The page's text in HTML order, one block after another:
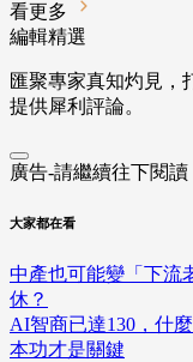
看更多
編輯精選
匯聚專家真知灼見，
提供犀利評論。
廣告-請繼續往下閱讀
大家都在看
中產也可能變「下流
休？
AI智商已達130，什
本功才是關鍵